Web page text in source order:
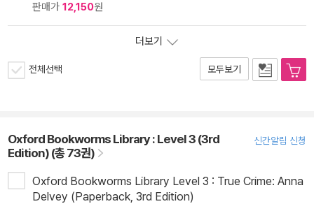
판매가 12,150원
더보기
전체선택 모두보기
Oxford Bookworms Library : Level 3 (3rd
Edition) (총 73권)
신간알림 신청
Oxford Bookworms Library Level 3 : True Crime: Anna
Delvey (Paperback, 3rd Edition)